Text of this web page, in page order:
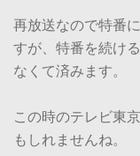
再放送なので特番
すが、特番を続け
なくて済みます。
この時のテレビ東
もしれませんね。